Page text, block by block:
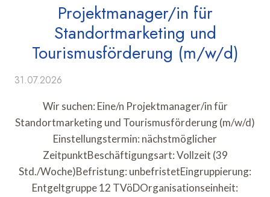
Projektmanager/in für
Standortmarketing und
Tourismusförderung (m/w/d)
31.07.2026
Wir suchen: Eine/n Projektmanager/in für
Standortmarketing und Tourismusförderung (m/w/d)
Einstellungstermin: nächstmöglicher
ZeitpunktBeschäftigungsart: Vollzeit (39
Std./Woche)Befristung: unbefristetEingruppierung:
Entgeltgruppe 12 TVöDOrganisationseinheit: